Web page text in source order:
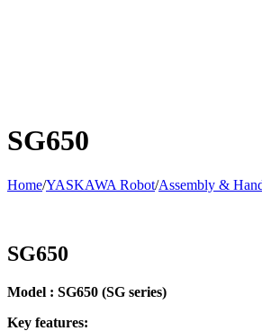
SG650
Home/YASKAWA Robot/Assembly &
SG650
Model : SG650 (SG series)
Key features: